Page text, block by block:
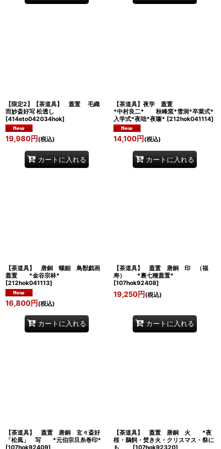
【限定2】【茶道具】 蓋置 毛織
而妙斎好写 松透し
[414eto042034hok]
19,980円 (税込)
カートに入れる
【茶道具】夜学 蓋置
*中村良二* 秋峰窯*雪洞*卒業式*
入学式*夜咄*夜噺* [212hok041114]
14,100円 (税込)
カートに入れる
【茶道具】 唐銅 螺鈿 鳥獣戯画
蓋置 *金谷宗林*
[212hok041113]
16,800円 (税込)
カートに入れる
【茶道具】 蓋置 唐銅 印 （福
寿） *裏七種蓋置*
[107hok92408]
19,250円 (税込)
カートに入れる
【茶道具】 蓋置 唐銅 玄々斎好
「松風」 写 *元伯宗旦糸巻印*
[107hok92409]
【茶道具】 蓋置 唐銅 火 *夜
桜・鵜飼・焚き火・クリスマス・祭に
も
[107hok92320]